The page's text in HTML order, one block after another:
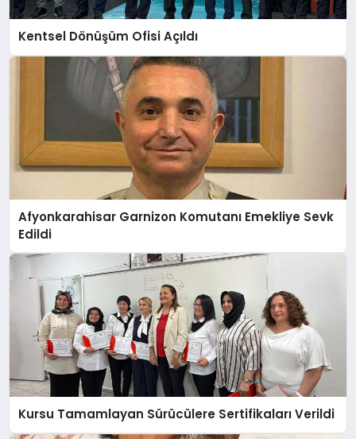
Kentsel Dönüşüm Ofisi Açıldı
Afyonkarahisar Garnizon Komutanı Emekliye Sevk
Edildi
Kursu Tamamlayan Sürücülere Sertifikaları Verildi